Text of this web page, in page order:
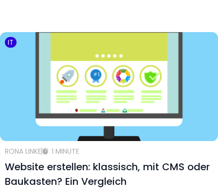
IT
RONA LINKE 1 MINUTE
Website erstellen: klassisch, mit CMS oder
Baukasten? Ein Vergleich